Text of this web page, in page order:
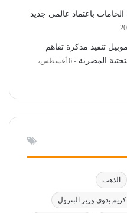
باعتماد عالمي جديد
تنفيذ مذكرة تفاهم
المصرية
6 أغسطس،
الذهب
بدوي وزير البترول